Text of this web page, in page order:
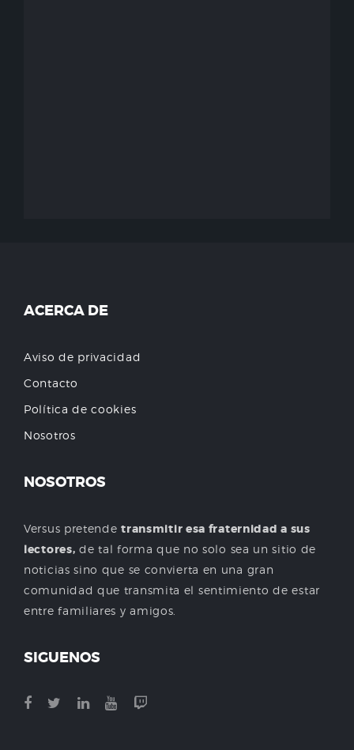
ACERCA DE
Aviso de privacidad
Contacto
Política de cookies
Nosotros
NOSOTROS
Versus pretendetransmitir esa fraternidad a sus
lectores, de tal forma que no solo sea un sitio de
noticias sino que se convierta en una gran
comunidad que transmita el sentimiento de estar
entre familiares y amigos.
SIGUENOS